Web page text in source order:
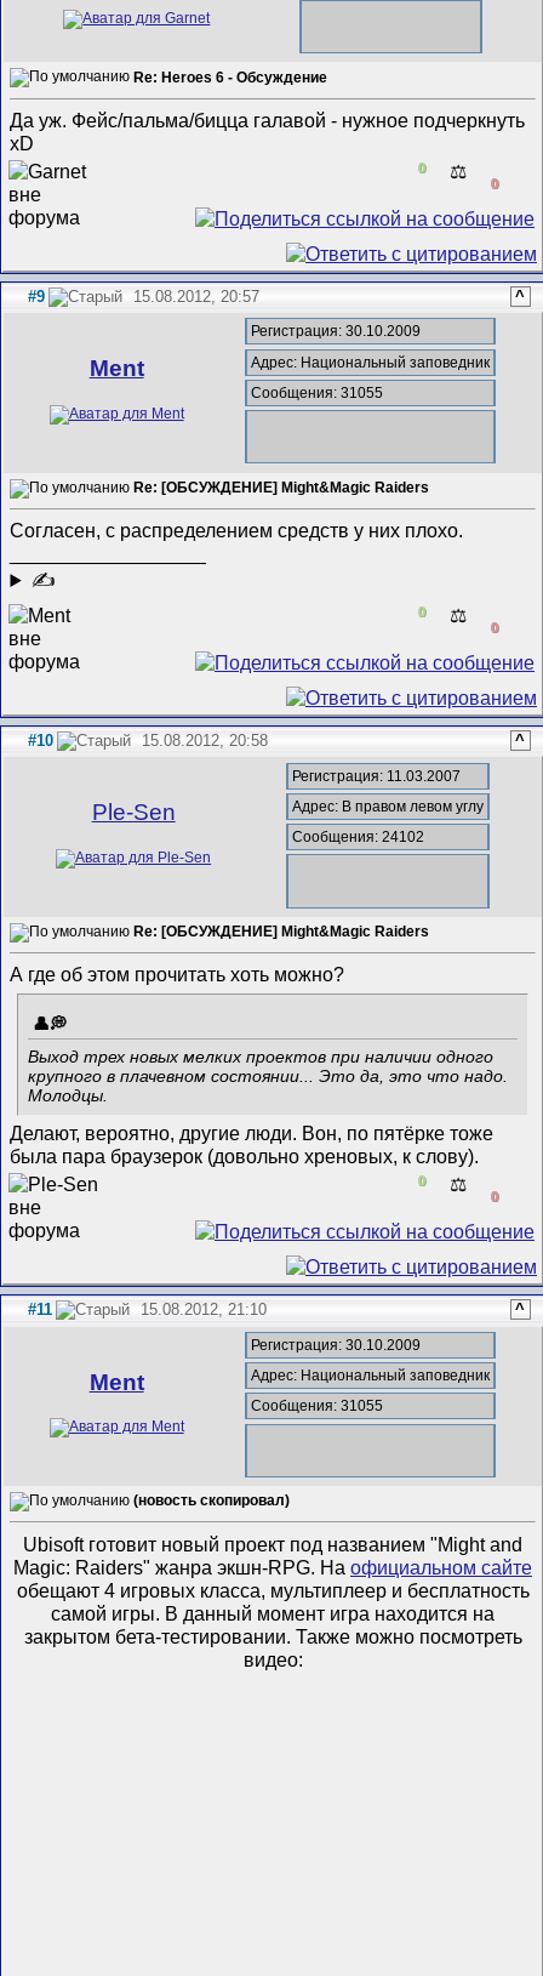
Re: Heroes 6 - Обсуждение
Да уж. Фейс/пальма/бицца галавой - нужное подчеркнуть
xD
0 ⚖️
0
#9 15.08.2012, 20:57 ^
Ment
Регистрация: 30.10.2009
Адрес: Национальный заповедник
Сообщения: 31055
Re: [ОБСУЖДЕНИЕ] Might&Magic Raiders
Согласен, с распределением средств у них плохо.
✍
0 ⚖️
0
#10 15.08.2012, 20:58 ^
Ple-Sen
Регистрация: 11.03.2007
Адрес: В правом левом углу
Сообщения: 24102
Re: [ОБСУЖДЕНИЕ] Might&Magic Raiders
А где об этом прочитать хоть можно?
Выход трех новых мелких проектов при наличии одного
крупного в плачевном состоянии... Это да, это что надо.
Молодцы.
Делают, вероятно, другие люди. Вон, по пятёрке тоже
была пара браузерок (довольно хреновых, к слову).
0 ⚖️
0
#11 15.08.2012, 21:10 ^
Ment
Регистрация: 30.10.2009
Адрес: Национальный заповедник
Сообщения: 31055
(новость скопировал)
Ubisoft готовит новый проект под названием "Might and
Magic: Raiders" жанра экшн-RPG. На официальном сайте
обещают 4 игровых класса, мультиплеер и бесплатность
самой игры. В данный момент игра находится на
закрытом бета-тестировании. Также можно посмотреть
видео: